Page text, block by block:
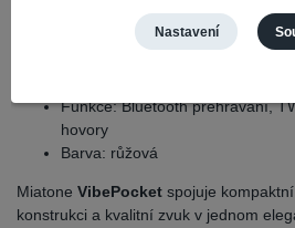
Výdrž baterie: až 10 hodin
Voděodolnost: IPX7
Funkce: Bluetooth přehrávání,
hovory
Barva: růžová
Miatone VibePocket spojuje
konstrukci a kvalitní zvuk v jednom
Nastavení